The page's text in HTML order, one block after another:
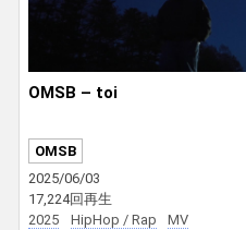
OMSB – toi
OMSB
2025/06/03
17,224回再生
2025
HipHop / Rap
MV